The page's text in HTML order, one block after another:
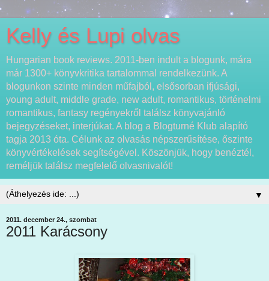
Kelly és Lupi olvas
Hungarian book reviews. 2011-ben indult a blogunk, mára
már 1300+ könyvkritika tartalommal rendelkezünk. A
blogunkon szinte minden műfajból, elsősorban ifjúsági,
young adult, middle grade, new adult, romantikus, történelmi
romantikus, fantasy regényekről találsz könyvajánló
bejegyzéseket, interjúkat. A blog a Blogturné Klub alapító
tagja 2013 óta. Célunk az olvasás népszerűsítése, őszinte
könyvértékelések segítségével. Köszönjük, hogy benéztél,
reméljük találsz megfelelő olvasnivalót!
▼
2011. december 24., szombat
2011 Karácsony